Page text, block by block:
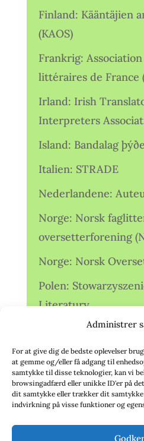
Administrer
For at give dig de bedste oplevelser
at gemme og/eller få adgang til
samtykke til disse teknologier, kan vi
browsingadfærd eller unikke ID'er på
dit samtykke eller trækker dit samtykke
indvirkning på visse funktioner og
Finland: Kääntäjien
(KAOS)
Frankrig:
littéraires de France
Irland: Irish
Interpreters
Island: Bandalag
Italien: STRADE
Nederlandene:
Norge: Norsk
oversetterforening
Norge: Norsk
Polen:
Literatury
Storbritannien:
Association (TA)
Sverige:
Sverige: